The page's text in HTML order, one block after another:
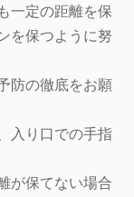
一定の距離を保
を保つように努
防の徹底をお願
入り口での手指
が保てない場合